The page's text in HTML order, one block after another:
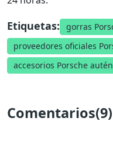
Etiquetas:
gorras
proveedores oficiales
accesorios Porsche
Comentarios(9)